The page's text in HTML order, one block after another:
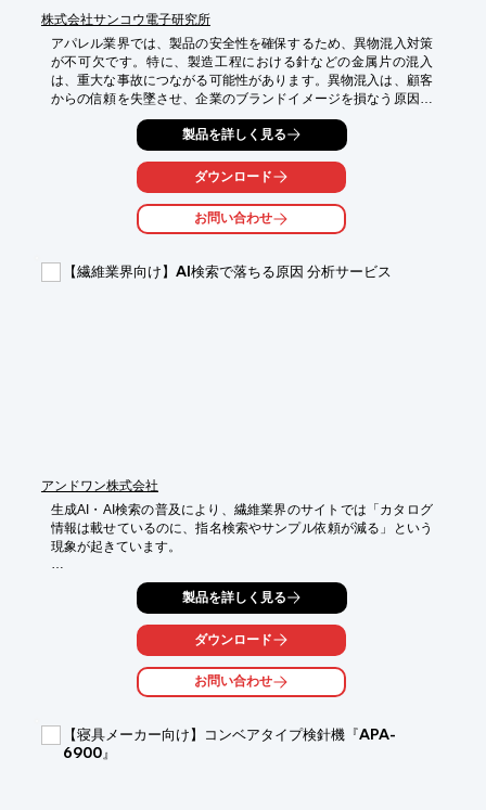
株式会社サンコウ電子研究所
アパレル業界では、製品の安全性を確保するため、異物混入対策
が不可欠です。特に、製造工程における針などの金属片の混入
は、重大な事故につながる可能性があります。異物混入は、顧客
からの信頼を失墜させ、企業のブランドイメージを損なう原因に
もなります。コンベアタイプ検針機『SC1-600W』は、ハの字型
の探知部により、針の方向性による感度差を減らし、異物混入リ
スクを低減します。
【活用シーン】
・衣料品の製造工程
【導入の効果】
製品を詳しく見る
ダウンロード
お問い合わせ
【繊維業界向け】AI検索で落ちる原因 分析サービス
アンドワン株式会社
生成AI・AI検索の普及により、繊維業界のサイトでは「カタログ
情報は載せているのに、指名検索やサンプル依頼が減る」という
現象が起きています。
その原因の多くは、職人技や生地の独自性が “AIに読み取れな
い、または一般論として要約されてしまう構造” にあるからで
す。 本サービスでは、貴社サイトを「AIが素材を比較・推奨する
ロジック」に基づいて徹底分析。どこで強みが削ぎ落とされ、な
ぜ競合に推奨を奪われているのかを、具体的な改善策とともに可
・「素材名＋機能」で検索しても、自社ではなく他社やまとめサ
イトが推奨される
・こだわりの風合いや加工技術が、AIの要約では「一般的な特
製品を詳しく見る
ダウンロード
お問い合わせ
【寝具メーカー向け】コンベアタイプ検針機『APA-
6900』